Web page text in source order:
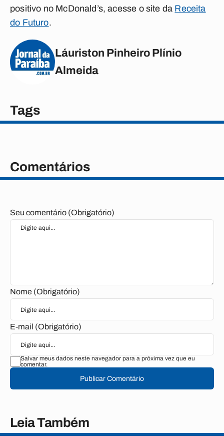
positivo no McDonald’s, acesse o site da Receita
do Futuro.
Láuriston Pinheiro Plínio
Almeida
Tags
Comentários
Seu comentário (Obrigatório)
Nome (Obrigatório)
E-mail (Obrigatório)
Salvar meus dados neste navegador para a próxima vez que eu
comentar.
Publicar Comentário
Leia Também